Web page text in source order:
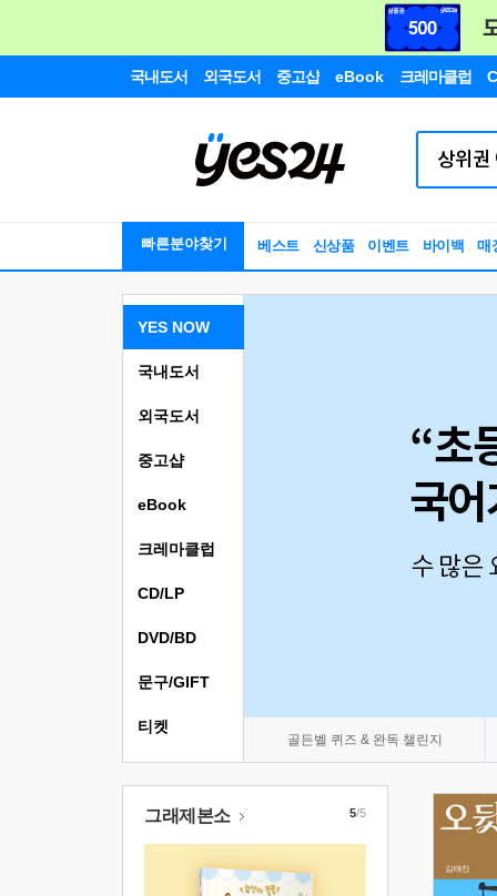
국내도서 외국도서 중고샵 eBook 크레마클럽
빠른분야찾기 베스트 신상품 이벤트 바이백 매
YES NOW
골든벨 퀴즈 & 완독 챌린지
국내도서
외국도서
중고샵
eBook
크레마클럽
CD/LP
DVD/BD
문구/GIFT
티켓
그래제본소 5/5